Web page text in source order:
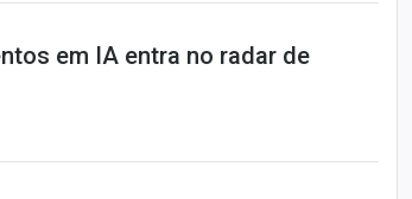
em IA entra no radar de